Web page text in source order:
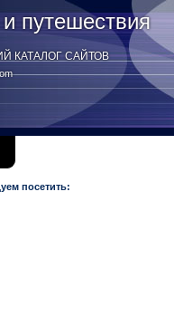
путешествия
КАТАЛОГ САЙТОВ
посетить: